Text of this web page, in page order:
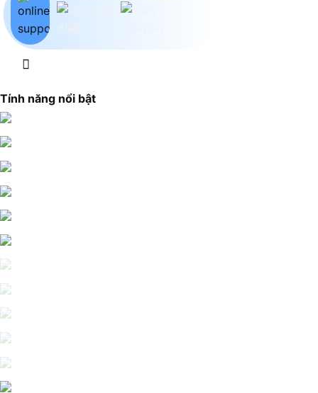
Tính năng nổi bật